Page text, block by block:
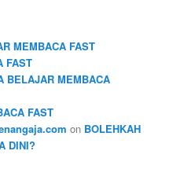
MEMBACA FAST
FAST
BELAJAR MEMBACA
FAST
on BOLEHKAH
DINI?